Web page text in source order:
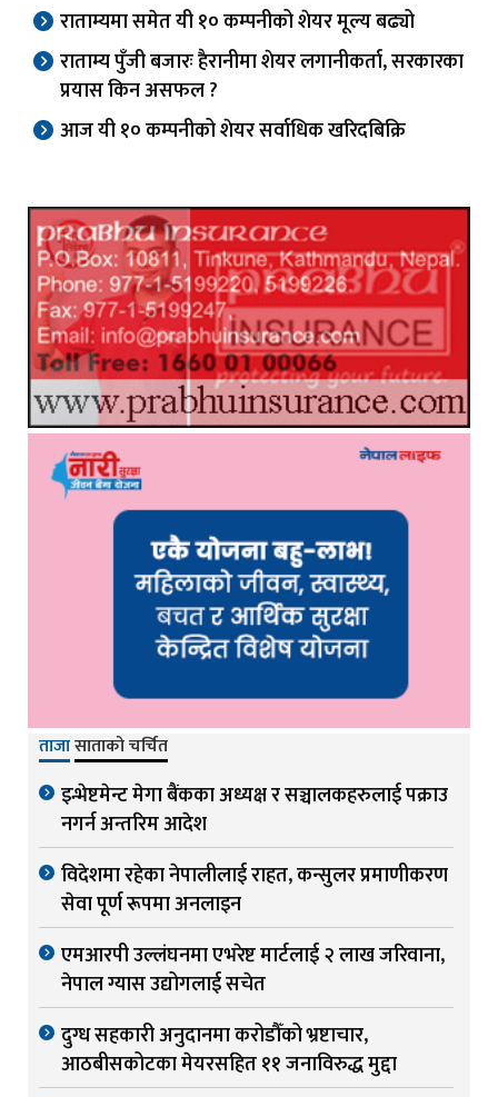
राताम्यमा समेत यी १० कम्पनीको शेयर मूल्य बढ्यो
राताम्य पुँजी बजारः हैरानीमा शेयर लगानीकर्ता, सरकारका
प्रयास किन असफल ?
आज यी १० कम्पनीको शेयर सर्वाधिक खरिदबिक्रि
ताजासाताको चर्चित
इन्भेष्टमेन्ट मेगा बैंकका अध्यक्ष र सञ्चालकहरुलाई पक्राउ
नगर्न अन्तरिम आदेश
विदेशमा रहेका नेपालीलाई राहत, कन्सुलर प्रमाणीकरण
सेवा पूर्ण रूपमा अनलाइन
एमआरपी उल्लंघनमा एभरेष्ट मार्टलाई २ लाख जरिवाना,
नेपाल ग्यास उद्योगलाई सचेत
दुग्ध सहकारी अनुदानमा करोडौँको भ्रष्टाचार,
आठबीसकोटका मेयरसहित ११ जनाविरुद्ध मुद्दा